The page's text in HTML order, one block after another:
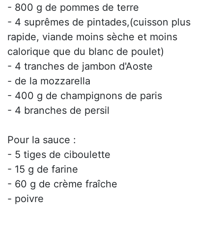
- 800 g de pommes de terre
- 4 suprêmes de pintades,(cuisson plus
rapide, viande moins sèche et moins
calorique que du blanc de poulet)
- 4 tranches de jambon d'Aoste
- de la mozzarella
- 400 g de champignons de paris
- 4 branches de persil
Pour la sauce :
- 5 tiges de ciboulette
- 15 g de farine
- 60 g de crème fraîche
- poivre